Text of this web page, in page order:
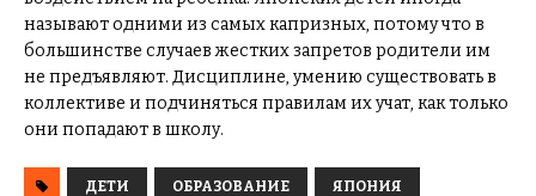
называют одними из самых капризных, потому что в
большинстве случаев жестких запретов родители им
не предъявляют. Дисциплине, умению существовать в
коллективе и подчиняться правилам их учат, как только
они попадают в школу.
ДЕТИ ОБРАЗОВАНИЕ ЯПОНИЯ